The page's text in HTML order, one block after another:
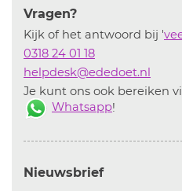
Vragen?
Kijk of het antwoord bij '
0318 24 01 18
helpdesk@ededoet.nl
Je kunt ons ook bereiken
Whatsapp!
Nieuwsbrief